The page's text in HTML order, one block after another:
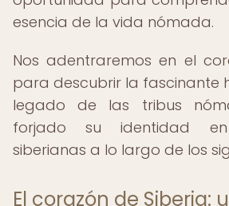
esencia de la vida nómada.
Nos adentraremos en el
para descubrir la fascinante
legado de las tribus
forjado su identidad
siberianas a lo largo de los
El corazón de Siberia: